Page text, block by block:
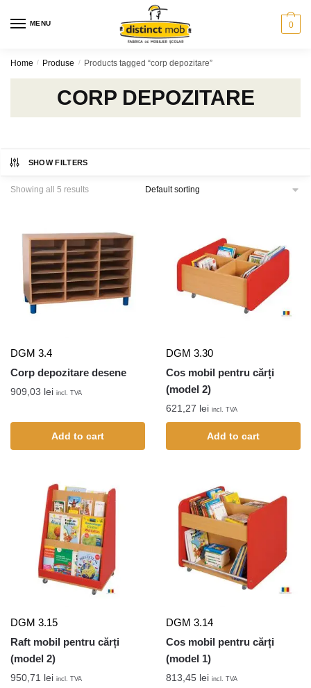
MENU 0
Home / Produse / Products tagged “corp depozitare”
CORP DEPOZITARE
SHOW FILTERS
Showing all 5 results
DGM 3.4
Corp depozitare desene
909,03 lei incl. TVA
Add to cart
DGM 3.30
Cos mobil pentru cărți
(model 2)
621,27 lei incl. TVA
Add to cart
DGM 3.15
Raft mobil pentru cărți
(model 2)
950,71 lei incl. TVA
DGM 3.14
Cos mobil pentru cărți
(model 1)
813,45 lei incl. TVA